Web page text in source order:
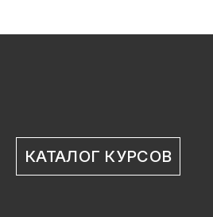
КАТАЛОГ КУРСОВ